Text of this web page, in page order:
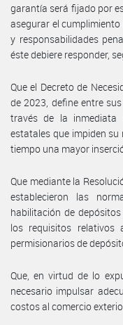
garantía será fijado por
asegurar el
y responsabilidades
éste debiere responder,
Que el Decreto de
de 2023, define entre
través de la inmediata
estatales que impiden
tiempo una mayor
Que mediante la
establecieron las
habilitación de
los requisitos
permisionarios de
Que, en virtud de lo
necesario impulsar
costos al comercio